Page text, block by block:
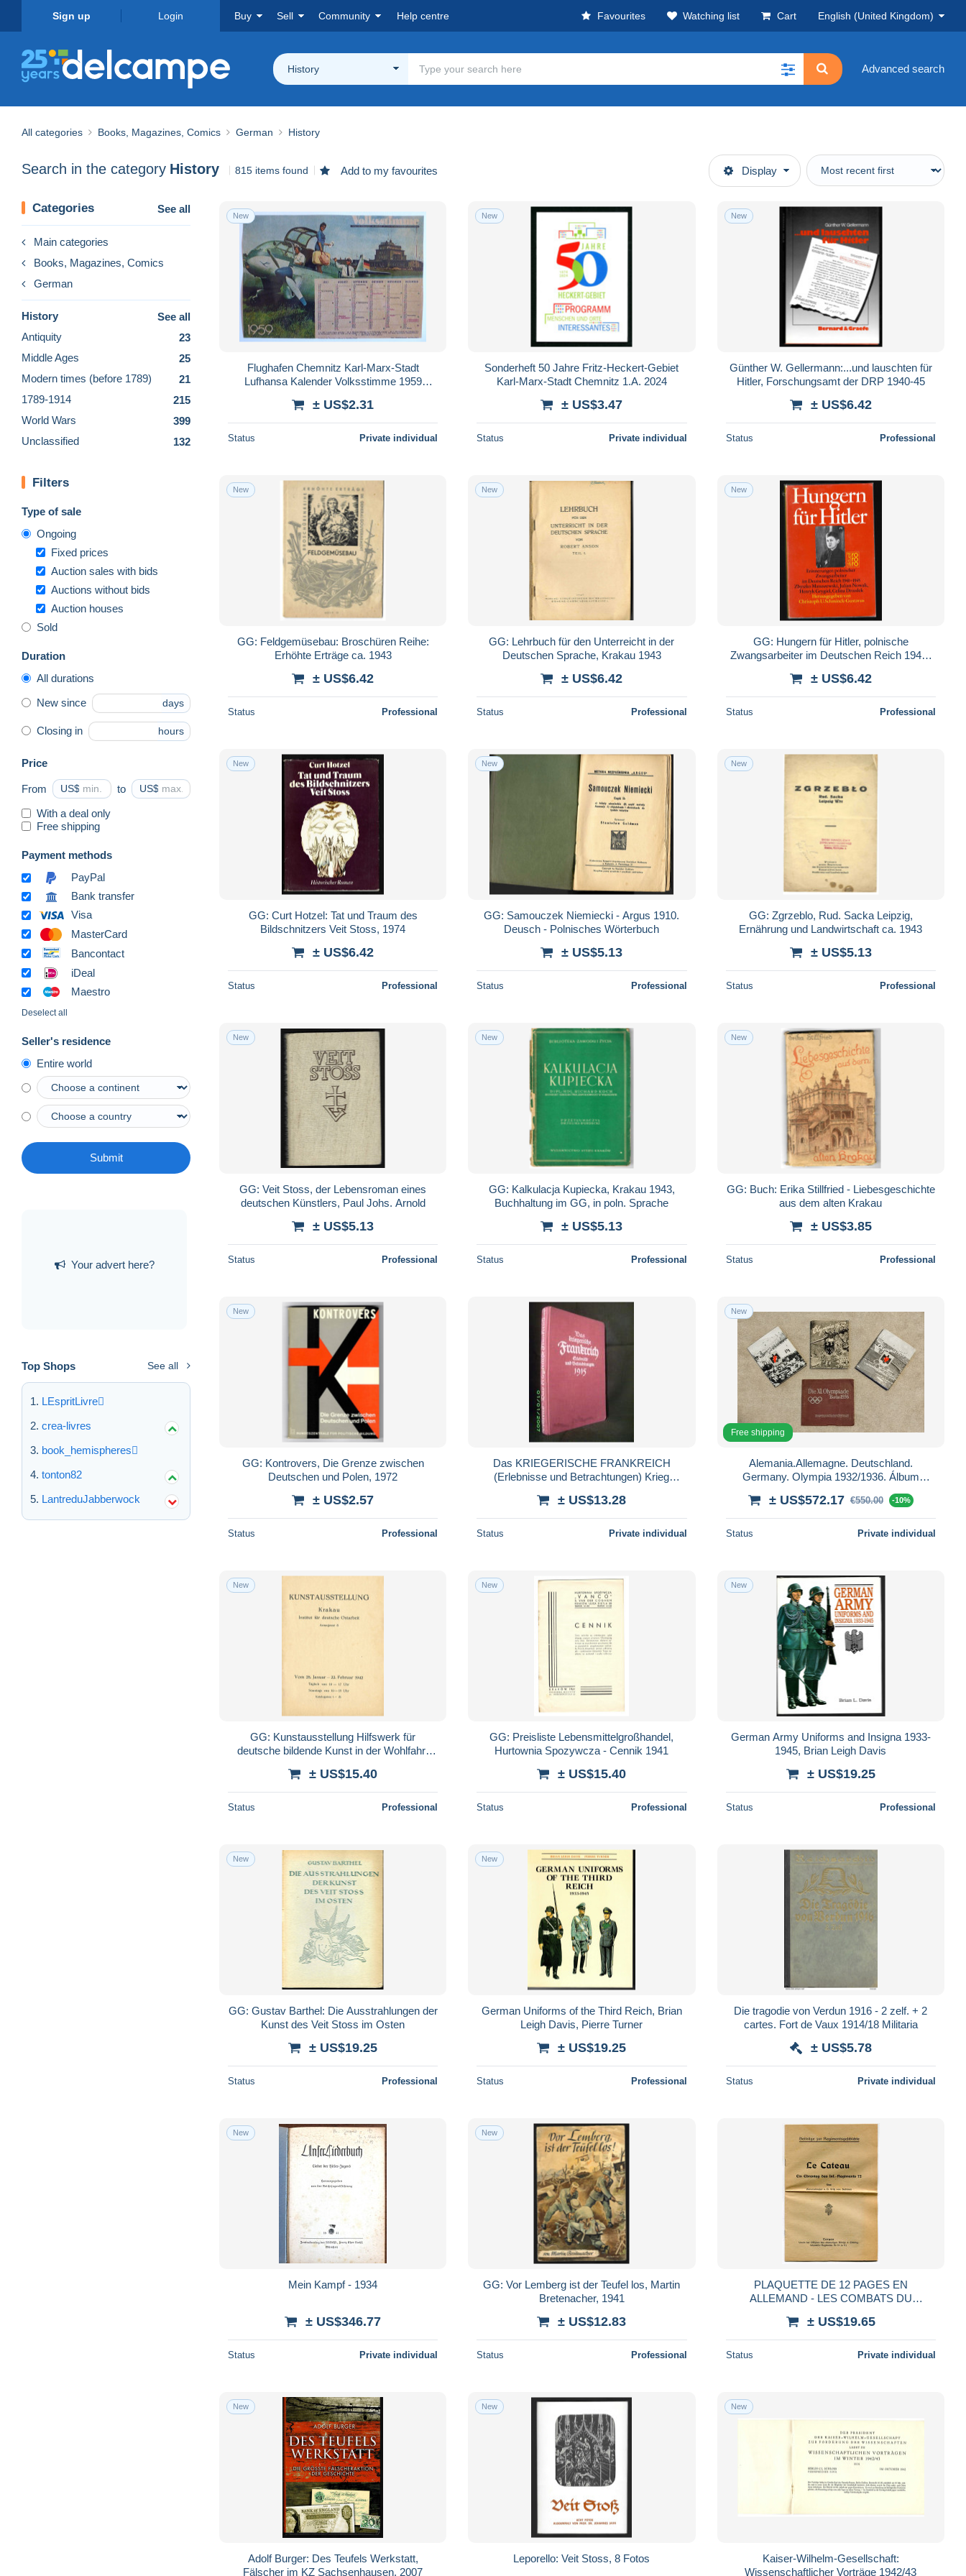
Sign up Login Buy Sell Community Help centre Favourites Watching list Cart English (United Kingdom)
History Advanced search
All categories Books, Magazines, Comics German History
Search in the category History 815 items found Add to my favourites Display
Categories See all
Main categories
Books, Magazines, Comics
German
History
See all
Antiquity
23
Middle Ages
25
Modern times (before 1789)
21
1789-1914
215
World Wars
399
Unclassified
132
Filters
Type of sale
Ongoing
Fixed prices
Auction sales with bids
Auctions without bids
Auction houses
Sold
Duration
All durations
New since days
Closing in hours
Price
From US$ to US$
With a deal only
Free shipping
Payment methods
PayPal
Bank transfer
Visa
MasterCard
Bancontact
iDeal
Maestro
Deselect all
Seller's residence
Entire world
Submit
Your advert here?
Top Shops See all
LEspritLivre
crea-livres
book_hemispheres
tonton82
LantreduJabberwock
New
Flughafen Chemnitz Karl-Marx-Stadt
Lufhansa Kalender Volksstimme 1959
± US$2.31
Status Private individual
New
Sonderheft 50 Jahre Fritz-Heckert-Gebiet
Karl-Marx-Stadt Chemnitz 1.A. 2024
± US$3.47
Status Private individual
New
Günther W. Gellermann:...und lauschten für
Hitler, Forschungsamt der DRP 1940-45
± US$6.42
Status Professional
New
GG: Feldgemüsebau: Broschüren Reihe:
Erhöhte Erträge ca. 1943
± US$6.42
Status Professional
New
GG: Lehrbuch für den Unterreicht in der
Deutschen Sprache, Krakau 1943
± US$6.42
Status Professional
New
GG: Hungern für Hitler, polnische
Zwangsarbeiter im Deutschen Reich 1940-
± US$6.42
Status Professional
New
GG: Curt Hotzel: Tat und Traum des
Bildschnitzers Veit Stoss, 1974
± US$6.42
Status Professional
New
GG: Samouczek Niemiecki - Argus 1910.
Deusch - Polnisches Wörterbuch
± US$5.13
Status Professional
New
GG: Zgrzeblo, Rud. Sacka Leipzig,
Ernährung und Landwirtschaft ca. 1943
± US$5.13
Status Professional
New
GG: Veit Stoss, der Lebensroman eines
deutschen Künstlers, Paul Johs. Arnold
± US$5.13
Status Professional
New
GG: Kalkulacja Kupiecka, Krakau 1943,
Buchhaltung im GG, in poln. Sprache
± US$5.13
Status Professional
New
GG: Buch: Erika Stillfried - Liebesgeschichte
aus dem alten Krakau
± US$3.85
Status Professional
New
GG: Kontrovers, Die Grenze zwischen
Deutschen und Polen, 1972
± US$2.57
Status Professional
Das KRIEGERISCHE FRANKREICH
(Erlebnisse und Betrachtungen) Krieg
Allemagne 1915 !
± US$13.28
Status Private individual
New
Free shipping
Alemania.Allemagne. Deutschland.
Germany. Olympia 1932/1936. Álbum
album/Stickeralben
± US$572.17 €550.00 -10%
Status Private individual
New
GG: Kunstausstellung Hilfswerk für
deutsche bildende Kunst in der Wohlfahrt
± US$15.40
Status Professional
New
GG: Preisliste Lebensmittelgroßhandel,
Hurtownia Spozywcza - Cennik 1941
± US$15.40
Status Professional
New
German Army Uniforms and Insigna 1933-
1945, Brian Leigh Davis
± US$19.25
Status Professional
New
GG: Gustav Barthel: Die Ausstrahlungen der
Kunst des Veit Stoss im Osten
± US$19.25
Status Professional
New
German Uniforms of the Third Reich, Brian
Leigh Davis, Pierre Turner
± US$19.25
Status Professional
Die tragodie von Verdun 1916 - 2 zelf. + 2
cartes. Fort de Vaux 1914/18 Militaria
± US$5.78
Status Private individual
New
Mein Kampf - 1934
± US$346.77
Status Private individual
New
GG: Vor Lemberg ist der Teufel los, Martin
Bretenacher, 1941
± US$12.83
Status Professional
PLAQUETTE DE 12 PAGES EN
ALLEMAND - LES COMBATS DU
CATEAU LE 26 AOUT 1914 NORD 59
± US$19.65
Status Private individual
New
Adolf Burger: Des Teufels Werkstatt,
Fälscher im KZ Sachsenhausen, 2007
New
Leporello: Veit Stoss, 8 Fotos
New
Kaiser-Wilhelm-Gesellschaft:
Wissenschaftlicher Vorträge 1942/43